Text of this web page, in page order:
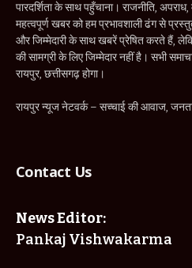
पारदर्शिता के साथ पहुँचाना। राजनीति,
महत्वपूर्ण खबर को हम प्रभावशाली ढंग से
और जिम्मेदारी के साथ खबरें प्रेषित करते हैं,
की सामग्री के लिए जिम्मेदार नहीं है। सभी
रायपुर, छत्तीसगढ़ होगा।
रायपुर न्यूज नेटवर्क – सच्चाई की आवाज,
Contact Us
News Editor:
Pankaj Vishwakarma